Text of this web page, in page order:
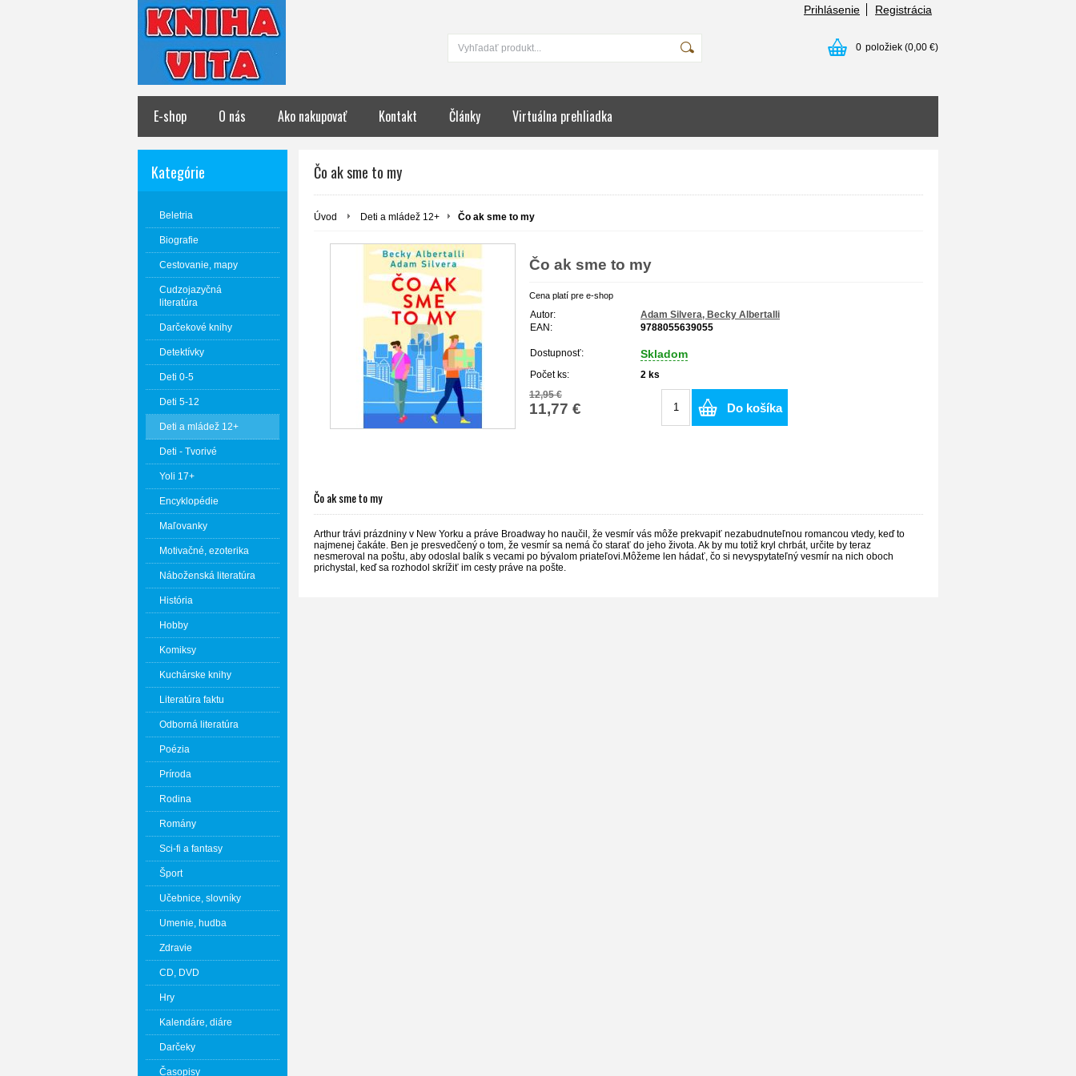
Prihlásenie Registrácia
0 položiek (0,00 €)
E-shop O nás Ako nakupovať Kontakt Články Virtuálna prehliadka
Kategórie
Beletria
Biografie
Cestovanie, mapy
Cudzojazyčná
literatúra
Darčekové knihy
Detektívky
Deti 0-5
Deti 5-12
Deti a mládež 12+
Deti - Tvorivé
Yoli 17+
Encyklopédie
Maľovanky
Motivačné, ezoterika
Náboženská literatúra
História
Hobby
Komiksy
Kuchárske knihy
Literatúra faktu
Odborná literatúra
Poézia
Príroda
Rodina
Romány
Sci-fi a fantasy
Šport
Učebnice, slovníky
Umenie, hudba
Zdravie
CD, DVD
Hry
Kalendáre, diáre
Darčeky
Časopisy
Čo ak sme to my
Úvod Deti a mládež 12+ Čo ak sme to my
Čo ak sme to my
Cena platí pre e-shop
Autor:
Adam Silvera, Becky Albertalli
EAN:
9788055639055
Dostupnosť: Skladom
Počet ks: 2 ks
12,95 €
11,77 € Do košíka
Čo ak sme to my
Arthur trávi prázdniny v New Yorku a práve Broadway ho naučil, že vesmír vás môže prekvapiť nezabudnuteľnou romancou vtedy, keď to
najmenej čakáte. Ben je presvedčený o tom, že vesmír sa nemá čo starať do jeho života. Ak by mu totiž kryl chrbát, určite by teraz
nesmeroval na poštu, aby odoslal balík s vecami po bývalom priateľovi.Môžeme len hádať, čo si nevyspytateľný vesmír na nich oboch
prichystal, keď sa rozhodol skrížiť im cesty práve na pošte.